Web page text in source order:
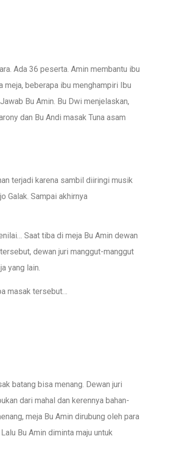
Ada 36 peserta. Amin membantu ibu
meja, beberapa ibu menghampiri Ibu
Bu Amin. Bu Dwi menjelaskan,
dan Bu Andi masak Tuna asam
terjadi karena sambil diiringi musik
Galak. Sampai akhirnya
Saat tiba di meja Bu Amin dewan
dewan juri manggut-manggut
yang lain.
masak tersebut…
batang bisa menang. Dewan juri
dari mahal dan kerennya bahan-
meja Bu Amin dirubung oleh para
Bu Amin diminta maju untuk